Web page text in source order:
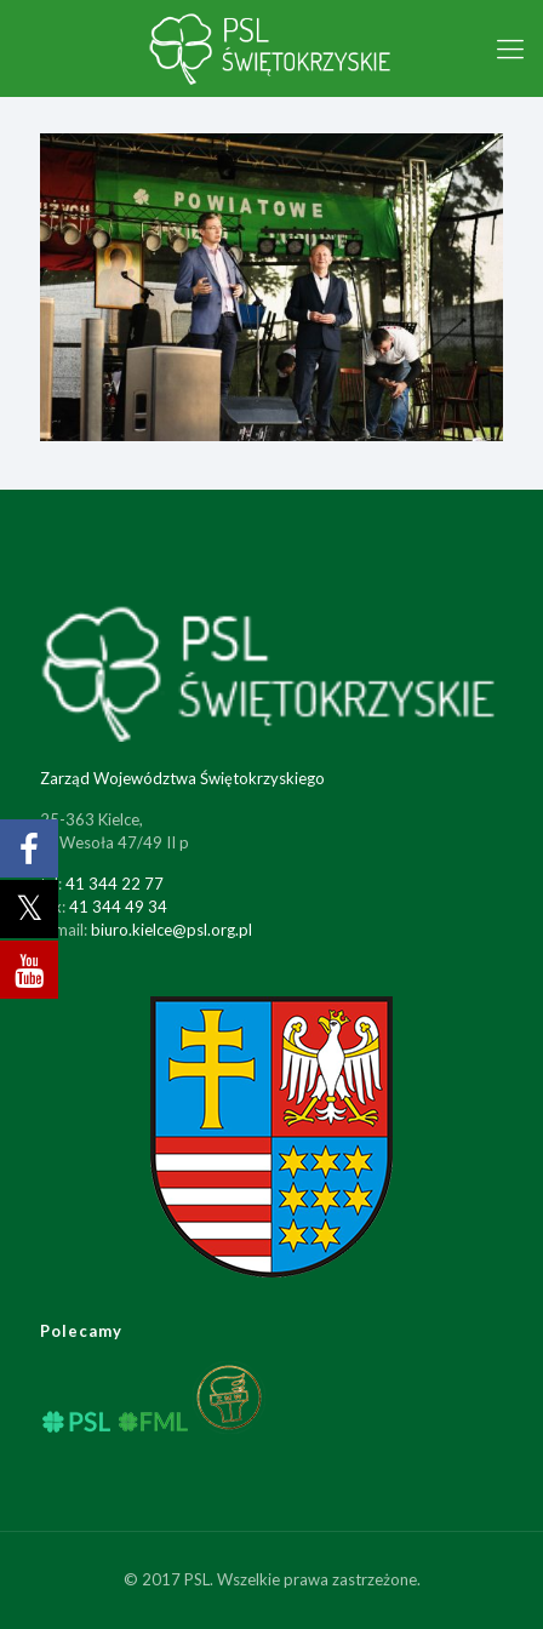
Zarząd Województwa Świętokrzyskiego
25-363 Kielce,
ul. Wesoła 47/49 II p
tel:41 344 22 77
fax:41 344 49 34
e-mail:biuro.kielce@psl.org.pl
Polecamy
© 2017 PSL. Wszelkie prawa zastrzeżone.